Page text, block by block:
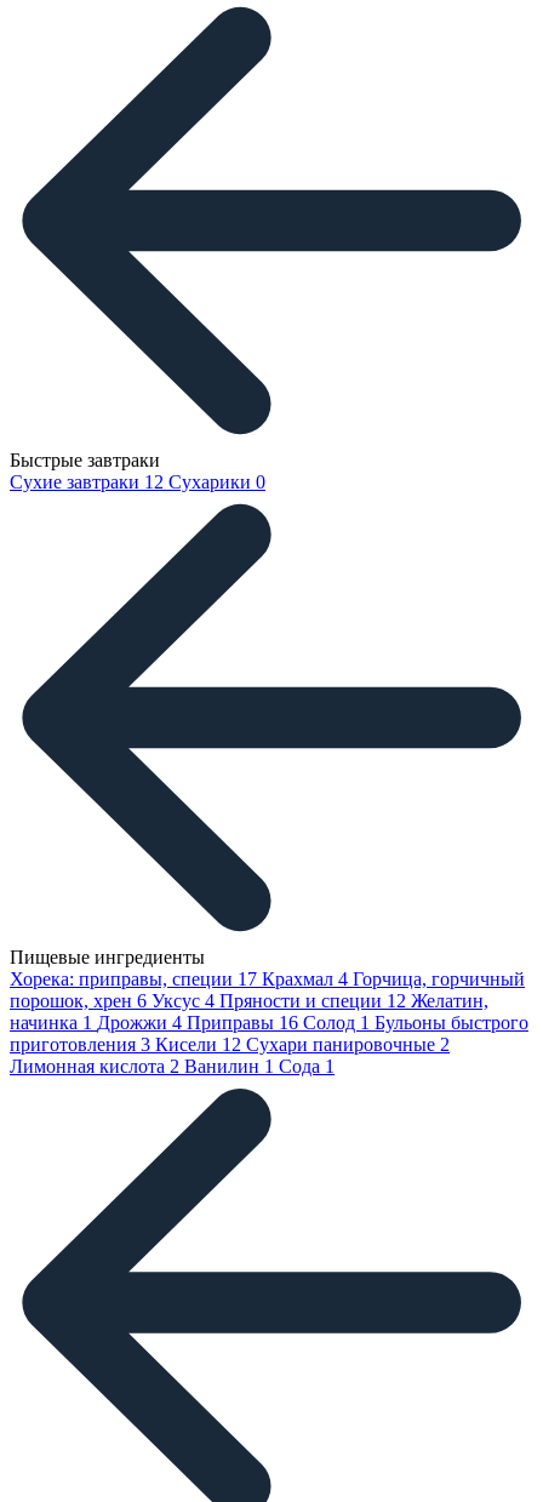
Быстрые завтраки
Сухие завтраки 12 Сухарики 0
Пищевые ингредиенты
Хорека: приправы, специи 17 Крахмал 4 Горчица, горчичный
порошок, хрен 6 Уксус 4 Пряности и специи 12 Желатин,
начинка 1 Дрожжи 4 Приправы 16 Солод 1 Бульоны быстрого
приготовления 3 Кисели 12 Сухари панировочные 2
Лимонная кислота 2 Ванилин 1 Сода 1